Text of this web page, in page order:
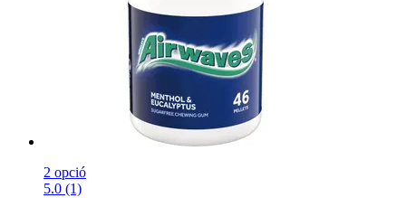
2 opció
5.0 (1)